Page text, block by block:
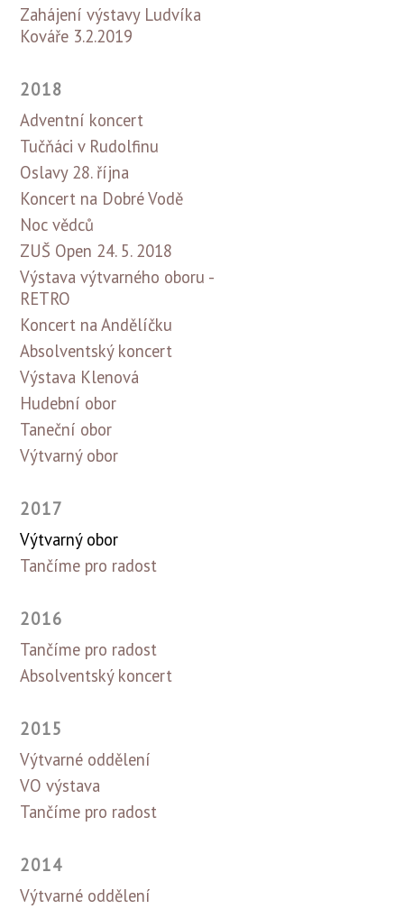
Zahájení výstavy Ludvíka
Kováře 3.2.2019
2018
Adventní koncert
Tučňáci v Rudolfinu
Oslavy 28. října
Koncert na Dobré Vodě
Noc vědců
ZUŠ Open 24. 5. 2018
Výstava výtvarného oboru -
RETRO
Koncert na Andělíčku
Absolventský koncert
Výstava Klenová
Hudební obor
Taneční obor
Výtvarný obor
2017
Výtvarný obor
Tančíme pro radost
2016
Tančíme pro radost
Absolventský koncert
2015
Výtvarné oddělení
VO výstava
Tančíme pro radost
2014
Výtvarné oddělení